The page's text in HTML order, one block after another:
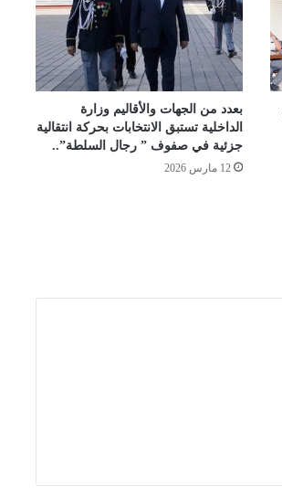
بعدد من الجهات والأقاليم وزارة
الداخلية تستبق الانتخابات بحركة انتقالية
جزئية في صفوف ” رجال السلطة”..
12 مارس 2026